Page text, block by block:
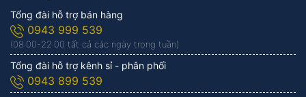
Tổng đài hỗ trợ bán hàng
0943 999 539
(08:00-22:00 tất cả các ngày trong tuần)
Tổng đài hỗ trợ kênh sỉ - phân phối
0943 899 539